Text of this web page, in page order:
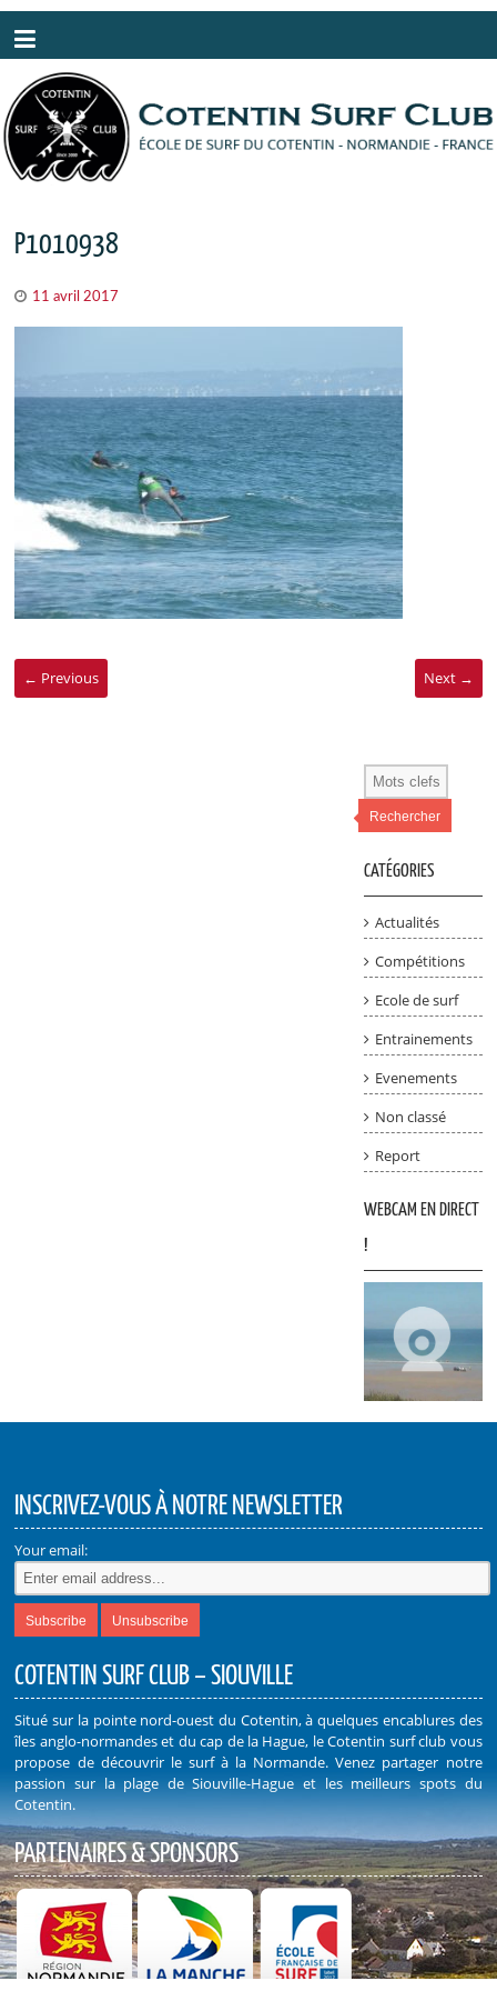
P1010938
11 avril 2017
← Previous Next →
Rechercher
CATÉGORIES
Actualités
Compétitions
Ecole de surf
Entrainements
Evenements
Non classé
Report
WEBCAM EN DIRECT
!
INSCRIVEZ-VOUS À NOTRE NEWSLETTER
Your email:
COTENTIN SURF CLUB – SIOUVILLE
Situé sur la pointe nord-ouest du Cotentin, à quelques encablures des
îles anglo-normandes et du cap de la Hague, le Cotentin surf club vous
propose de découvrir le surf à la Normande. Venez partager notre
passion sur la plage de Siouville-Hague et les meilleurs spots du
Cotentin.
PARTENAIRES & SPONSORS
Panneau de gestion des cookies